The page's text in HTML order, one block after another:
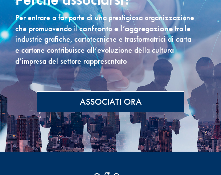
Per entrare a far parte di una prestigiosa organizzazione
che promuovendo ilconfronto e l’aggregazionetra le
industrie grafiche, cartotecniche e trasformatrici di carta
e cartone contribuisce all’evoluzione della cultura
d’impresa del settore rappresentato
ASSOCIATI ORA